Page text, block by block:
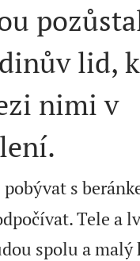
lid,
nimi v
s
Tele a
spolu a malý